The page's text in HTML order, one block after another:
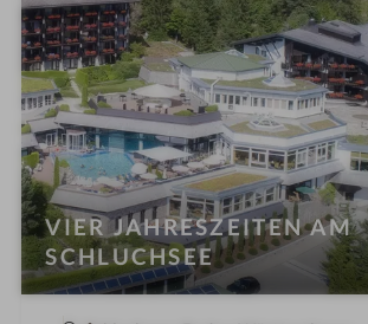
VIER JAHRESZEITEN AM
SCHLUCHSEE